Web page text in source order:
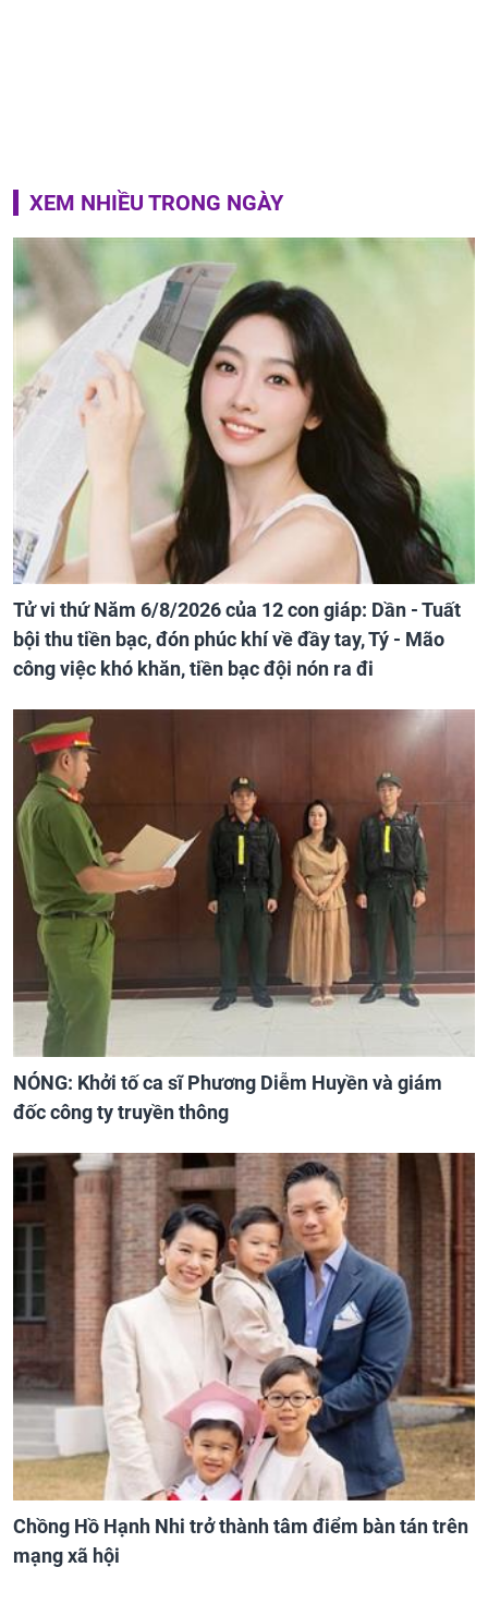
XEM NHIỀU TRONG NGÀY
Tử vi thứ Năm 6/8/2026 của 12 con giáp: Dần - Tuất
bội thu tiền bạc, đón phúc khí về đầy tay, Tý - Mão
công việc khó khăn, tiền bạc đội nón ra đi
NÓNG: Khởi tố ca sĩ Phương Diễm Huyền và giám
đốc công ty truyền thông
Chồng Hồ Hạnh Nhi trở thành tâm điểm bàn tán trên
mạng xã hội